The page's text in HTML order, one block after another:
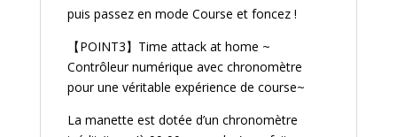
puis passez en mode Course et foncez !
【POINT3】Time attack at home ~
Contrôleur numérique avec chronomètre
pour une véritable expérience de course~
La manette est dotée d’un chronomètre